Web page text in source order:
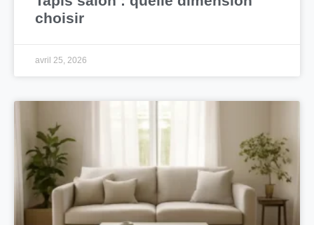
choisir
avril 25, 2026